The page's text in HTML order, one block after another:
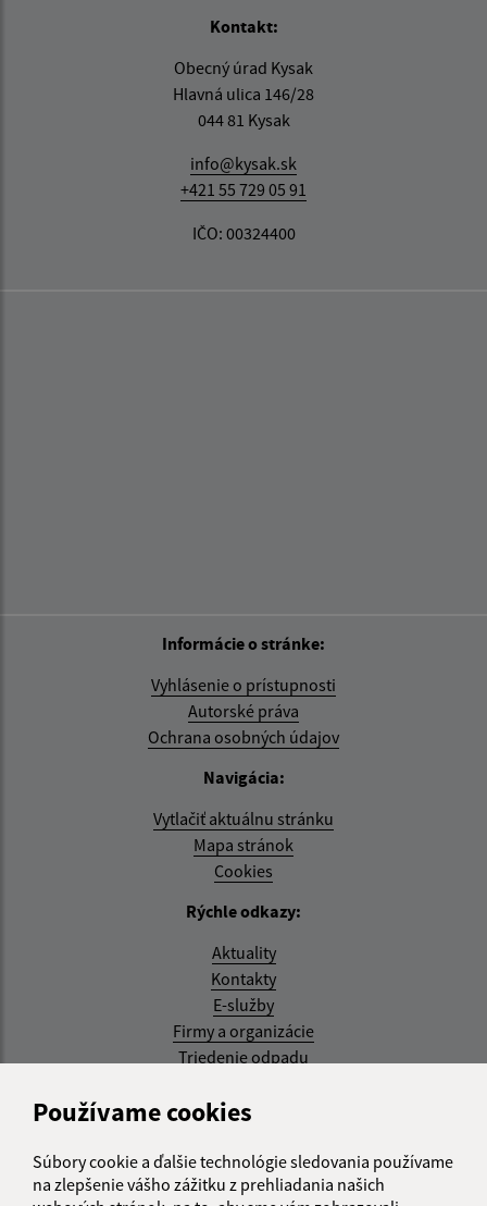
Používame cookies
Súbory cookie a ďalšie technológie sledovania používame
na zlepšenie vášho zážitku z prehliadania našich
Kontakt:
Obecný úrad Kysak
Hlavná ulica 146/28
044 81 Kysak
info@kysak.sk
+421 55 729 05 91
IČO: 00324400
Informácie o stránke:
Vyhlásenie o prístupnosti
Autorské práva
Ochrana osobných údajov
Navigácia:
Vytlačiť aktuálnu stránku
Mapa stránok
Cookies
Rýchle odkazy:
Aktuality
Kontakty
E-služby
Firmy a organizácie
Triedenie odpadu
Aktualizované:
RSS